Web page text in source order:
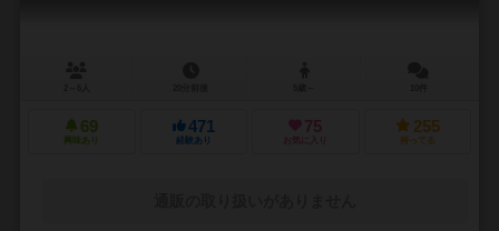
69
興味あり
471
経験あり
75
お気に入り
255
持ってる